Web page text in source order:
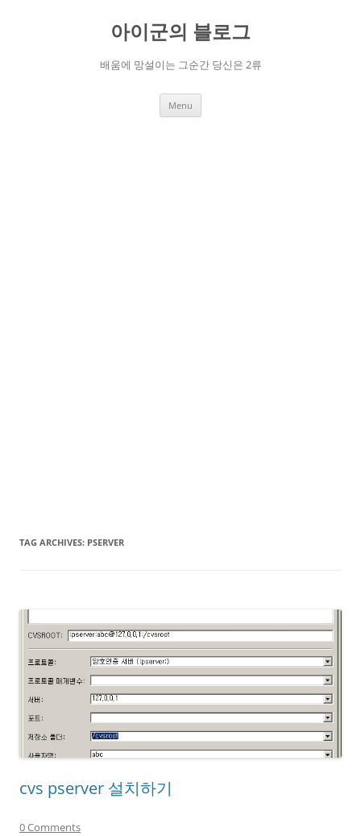
아이군의 블로그
배움에 망설이는 그순간 당신은 2류
Menu
TAG ARCHIVES: PSERVER
cvs pserver 설치하기
0 Comments